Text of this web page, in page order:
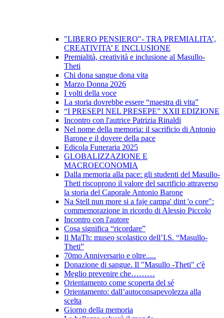
"LIBERO PENSIERO"- TRA PREMIALITA’,
CREATIVITA’ E INCLUSIONE
Premialità, creatività e inclusione al Masullo-
Theti
Chi dona sangue dona vita
Marzo Donna 2026
I volti della voce
La storia dovrebbe essere “maestra di vita”
“I PRESEPI NEL PRESEPE” XXII EDIZIONE
Incontro con l'autrice Patrizia Rinaldi
Nel nome della memoria: il sacrificio di Antonio
Barone e il dovere della pace
Edicola Funeraria 2025
GLOBALIZZAZIONE E
MACROECONOMIA
Dalla memoria alla pace: gli studenti del Masullo-
Theti riscoprono il valore del sacrificio attraverso
la storia del Caporale Antonio Barone
Na Stell nun more si a faje campa' dint 'o core":
commemorazione in ricordo di Alessio Piccolo
Incontro con l'autore
Cosa significa “ricordare”
Il MaTh: museo scolastico dell’I.S. “Masullo-
Theti”
70mo Anniversario e oltre.....
Donazione di sangue. Il "Masullo -Theti" c'è
Meglio prevenire che………
Orientamento come scoperta del sé
Orientamento: dall’autoconsapevolezza alla
scelta
Giorno della memoria